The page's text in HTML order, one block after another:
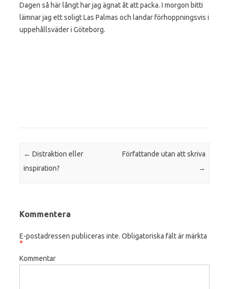
Dagen så här långt har jag ägnat åt att packa. I morgon bitti
lämnar jag ett soligt Las Palmas och landar förhoppningsvis i
uppehållsväder i Göteborg.
Post navigation
← Distraktion eller
inspiration?
Författande utan att skriva
→
Kommentera
E-postadressen publiceras inte. Obligatoriska fält är märkta
*
Kommentar